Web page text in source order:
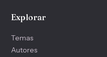
Explorar
Temas
Autores